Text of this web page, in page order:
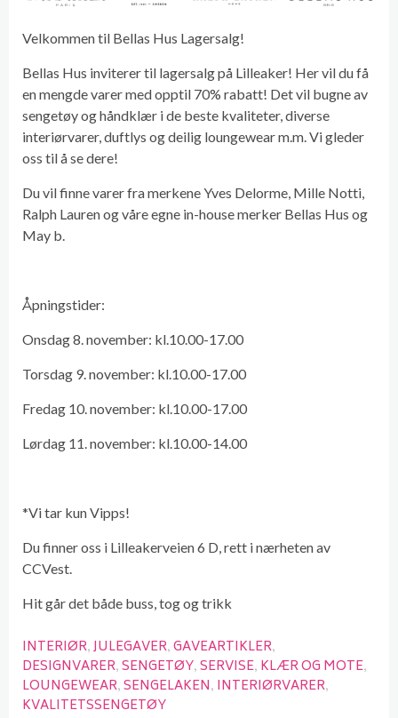
Velkommen til Bellas Hus Lagersalg!
Bellas Hus inviterer til lagersalg på Lilleaker! Her vil du få
en mengde varer med opptil 70% rabatt! Det vil bugne av
sengetøy og håndklær i de beste kvaliteter, diverse
interiørvarer, duftlys og deilig loungewear m.m. Vi gleder
oss til å se dere!
Du vil finne varer fra merkene Yves Delorme, Mille Notti,
Ralph Lauren og våre egne in-house merker Bellas Hus og
May b.
Åpningstider:
Onsdag 8. november: kl.10.00-17.00
Torsdag 9. november: kl.10.00-17.00
Fredag 10. november: kl.10.00-17.00
Lørdag 11. november: kl.10.00-14.00
*Vi tar kun Vipps!
Du finner oss i Lilleakerveien 6 D, rett i nærheten av
CCVest.
Hit går det både buss, tog og trikk
INTERIØR JULEGAVER GAVEARTIKLER
DESIGNVARER SENGETØY SERVISE KLÆR OG MOTE
LOUNGEWEAR SENGELAKEN INTERIØRVARER
KVALITETSSENGETØY